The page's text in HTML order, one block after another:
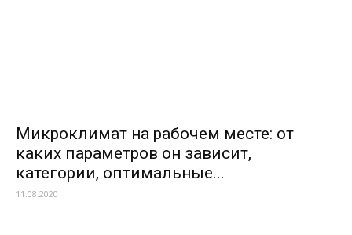
Микроклимат на рабочем месте: от
каких параметров он зависит,
категории, оптимальные...
11.08.2020